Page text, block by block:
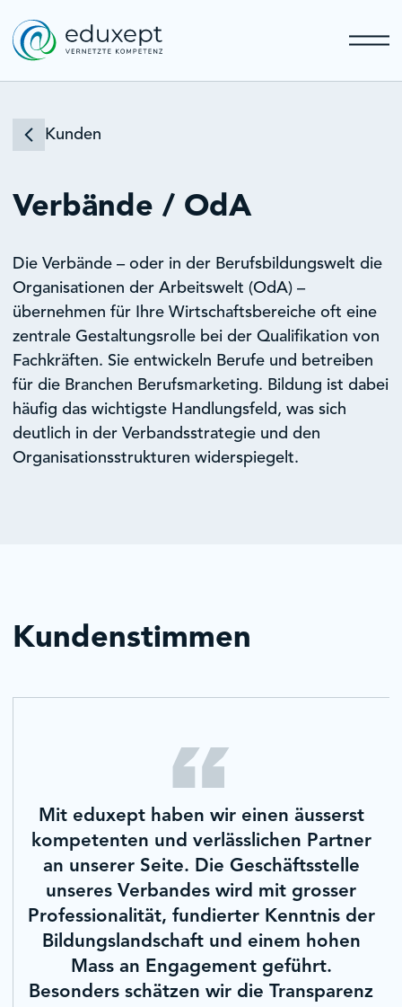
Kunden
Verbände / OdA
Die Verbände – oder in der Berufsbildungswelt die
Organisationen der Arbeitswelt (OdA) –
übernehmen für Ihre Wirtschaftsbereiche oft eine
zentrale Gestaltungsrolle bei der Qualifikation von
Fachkräften. Sie entwickeln Berufe und betreiben
für die Branchen Berufsmarketing. Bildung ist dabei
häufig das wichtigste Handlungsfeld, was sich
deutlich in der Verbandsstrategie und den
Organisationsstrukturen widerspiegelt.
Kundenstimmen
Mit eduxept haben wir einen äusserst
kompetenten und verlässlichen Partner
an unserer Seite. Die Geschäftsstelle
unseres Verbandes wird mit grosser
Professionalität, fundierter Kenntnis der
Bildungslandschaft und einem hohen
Mass an Engagement geführt.
Besonders schätzen wir die Transparenz